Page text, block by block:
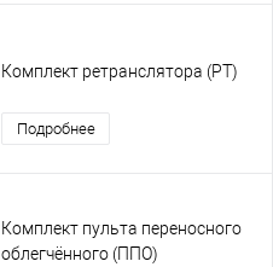
Комплект ретранслятора (РТ)
Подробнее
Комплект пульта переносного
облегчённого (ППО)